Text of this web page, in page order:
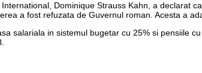
Dominique Strauss Kahn, a declarat
a fost refuzata de Guvernul roman. Acesta a
salariala in sistemul bugetar cu 25% si pensiile